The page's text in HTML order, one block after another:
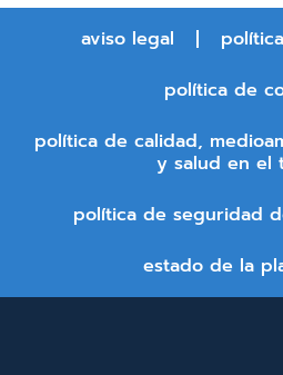
aviso legal
política de
política de calidad,
y salud en el
política de seguridad
estado de la